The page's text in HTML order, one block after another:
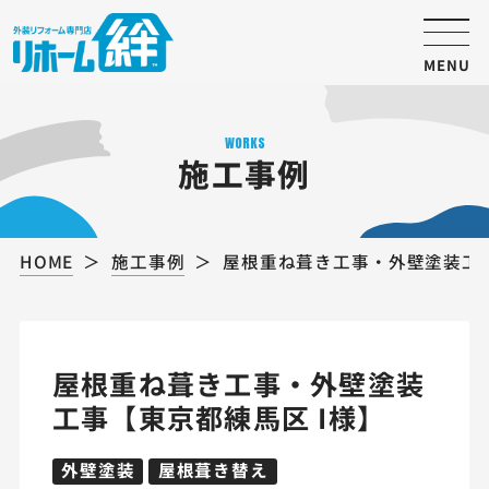
MENU
WORKS
施工事例
HOME 施工事例 屋根重ね葺き工事・外壁塗装
屋根重ね葺き工事・外壁塗装
工事【東京都練馬区 I様】
外壁塗装 屋根葺き替え